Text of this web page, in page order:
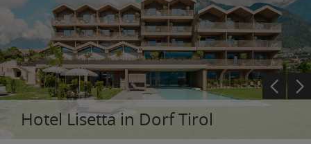
Hotel Lisetta in Dorf Tirol